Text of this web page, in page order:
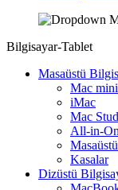
Bilgisayar-Tablet
Masaüstü
Mac mini
iMac
Mac
All-in-
Kasalar
Dizüstü